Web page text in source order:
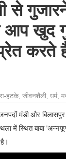
से
आप खुद
करते
हटके,जीवनशैली,धर्म,
मंडी और
में स्थित बाबा